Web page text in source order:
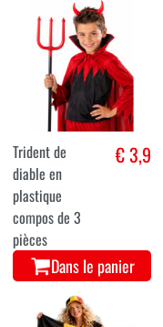
Trident de
diable en
plastique
compos de 3
pièces
€ 3,9
Dans le panier